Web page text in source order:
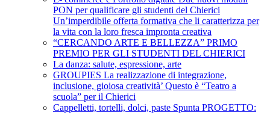
PON per qualificare gli studenti del Chierici
Un’imperdibile offerta formativa che li caratterizza per
la vita con la loro fresca impronta creativa
“CERCANDO ARTE E BELLEZZA” PRIMO
PREMIO PER GLI STUDENTI DEL CHIERICI
La danza: salute, espressione, arte
GROUPIES La realizzazione di integrazione,
inclusione, gioiosa creatività’ Questo è “Teatro a
scuola” per il Chierici
Cappelletti, tortelli, dolci, paste Spunta PROGETTO: